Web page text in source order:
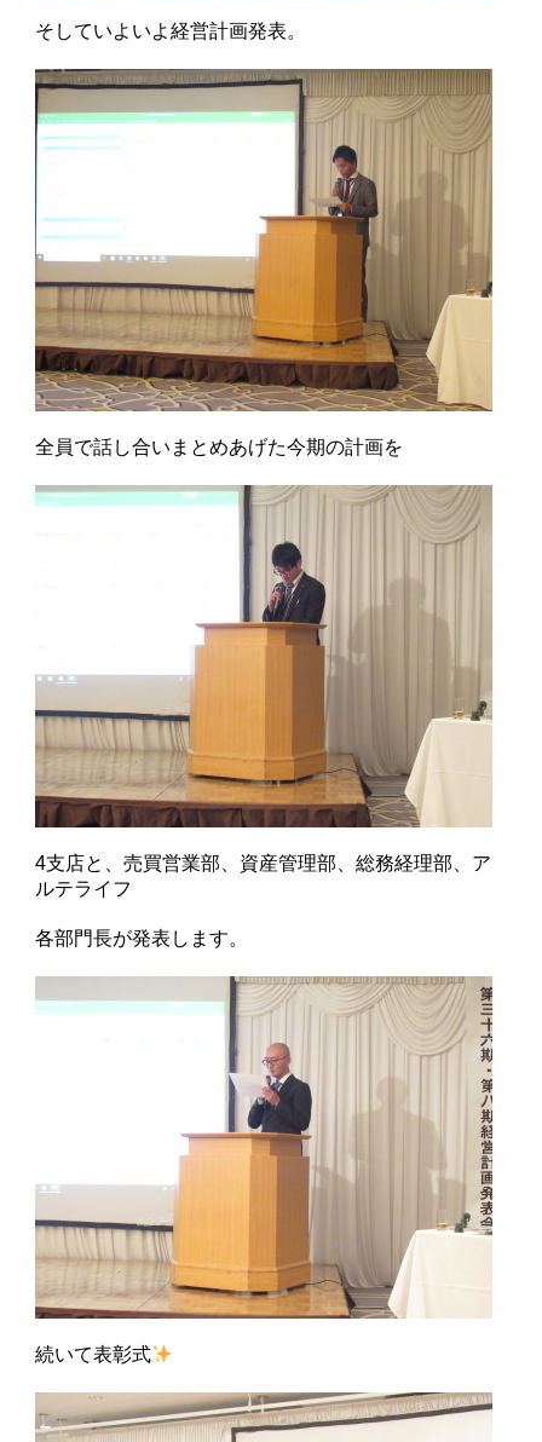
そしていよいよ経営計画発表。
全員で話し合いまとめあげた今期の計画を
4支店と、売買営業部、資産管理部、総務経理部、ア
ルテライフ
各部門長が発表します。
続いて表彰式